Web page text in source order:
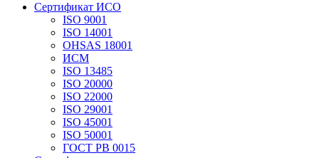
Сертификат ИСО
ISO 9001
ISO 14001
OHSAS 18001
ИСМ
ISO 13485
ISO 20000
ISO 22000
ISO 29001
ISO 45001
ISO 50001
ГОСТ РВ 0015